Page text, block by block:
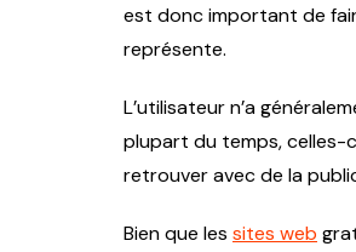
est donc important de
représente.
L’utilisateur n’a
plupart du temps, celles-
retrouver avec de la
Bien que les sites web